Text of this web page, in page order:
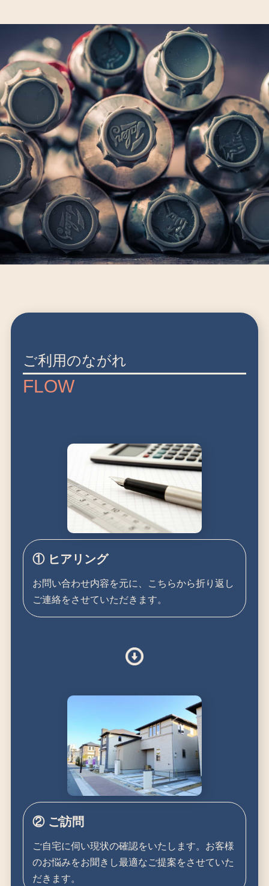
ご利用のながれ
FLOW
① ヒアリング
お問い合わせ内容を元に、こちらから折り返し
ご連絡をさせていただきます。
② ご訪問
ご自宅に伺い現状の確認をいたします。お客様
のお悩みをお聞きし最適なご提案をさせていた
だきます。